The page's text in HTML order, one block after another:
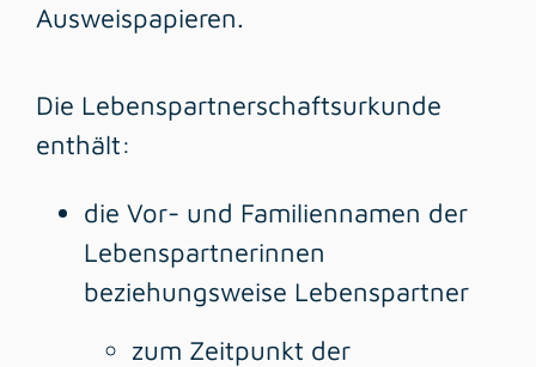
Ausweispapieren.
Die Lebenspartnerschaftsurkunde
enthält:
die Vor- und Familiennamen der
Lebenspartnerinnen
beziehungsweise Lebenspartner
zum Zeitpunkt der